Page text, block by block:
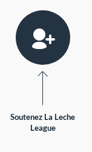
Soutenez La Leche
League